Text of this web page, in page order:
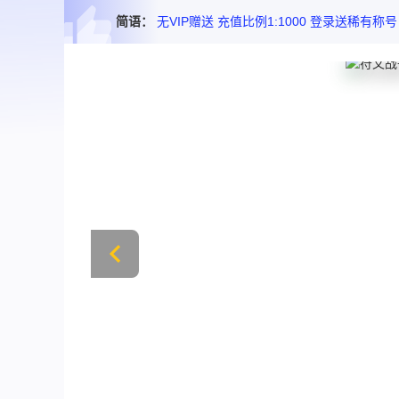
简语： 无VIP赠送 充值比例1:1000 登录送稀有称号